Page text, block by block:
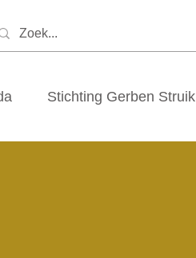
Stichting Gerben Struik